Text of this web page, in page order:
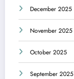
December 2025
November 2025
October 2025
September 2025